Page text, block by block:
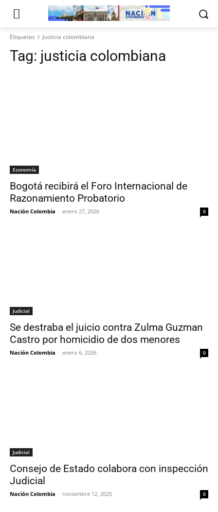
Etiquetas Justicia colombiana
Tag: justicia colombiana
Economía
Bogotá recibirá el Foro Internacional de
Razonamiento Probatorio
Nación Colombia - enero 27, 2026 0
Judicial
Se destraba el juicio contra Zulma Guzman
Castro por homicidio de dos menores
Nación Colombia - enero 6, 2026 0
Judicial
Consejo de Estado colabora con inspección
Judicial
Nación Colombia - noviembre 12, 2025 0